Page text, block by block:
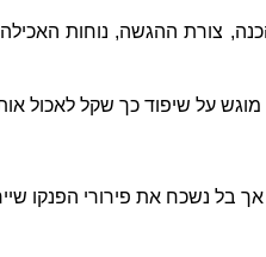
צורת ההגשה, נוחות
על שיפוד כך שקל לאכול
בל נשכח את פירורי הפנקו